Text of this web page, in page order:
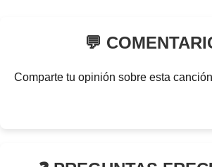
💬
Comparte tu opinión sobre esta canción